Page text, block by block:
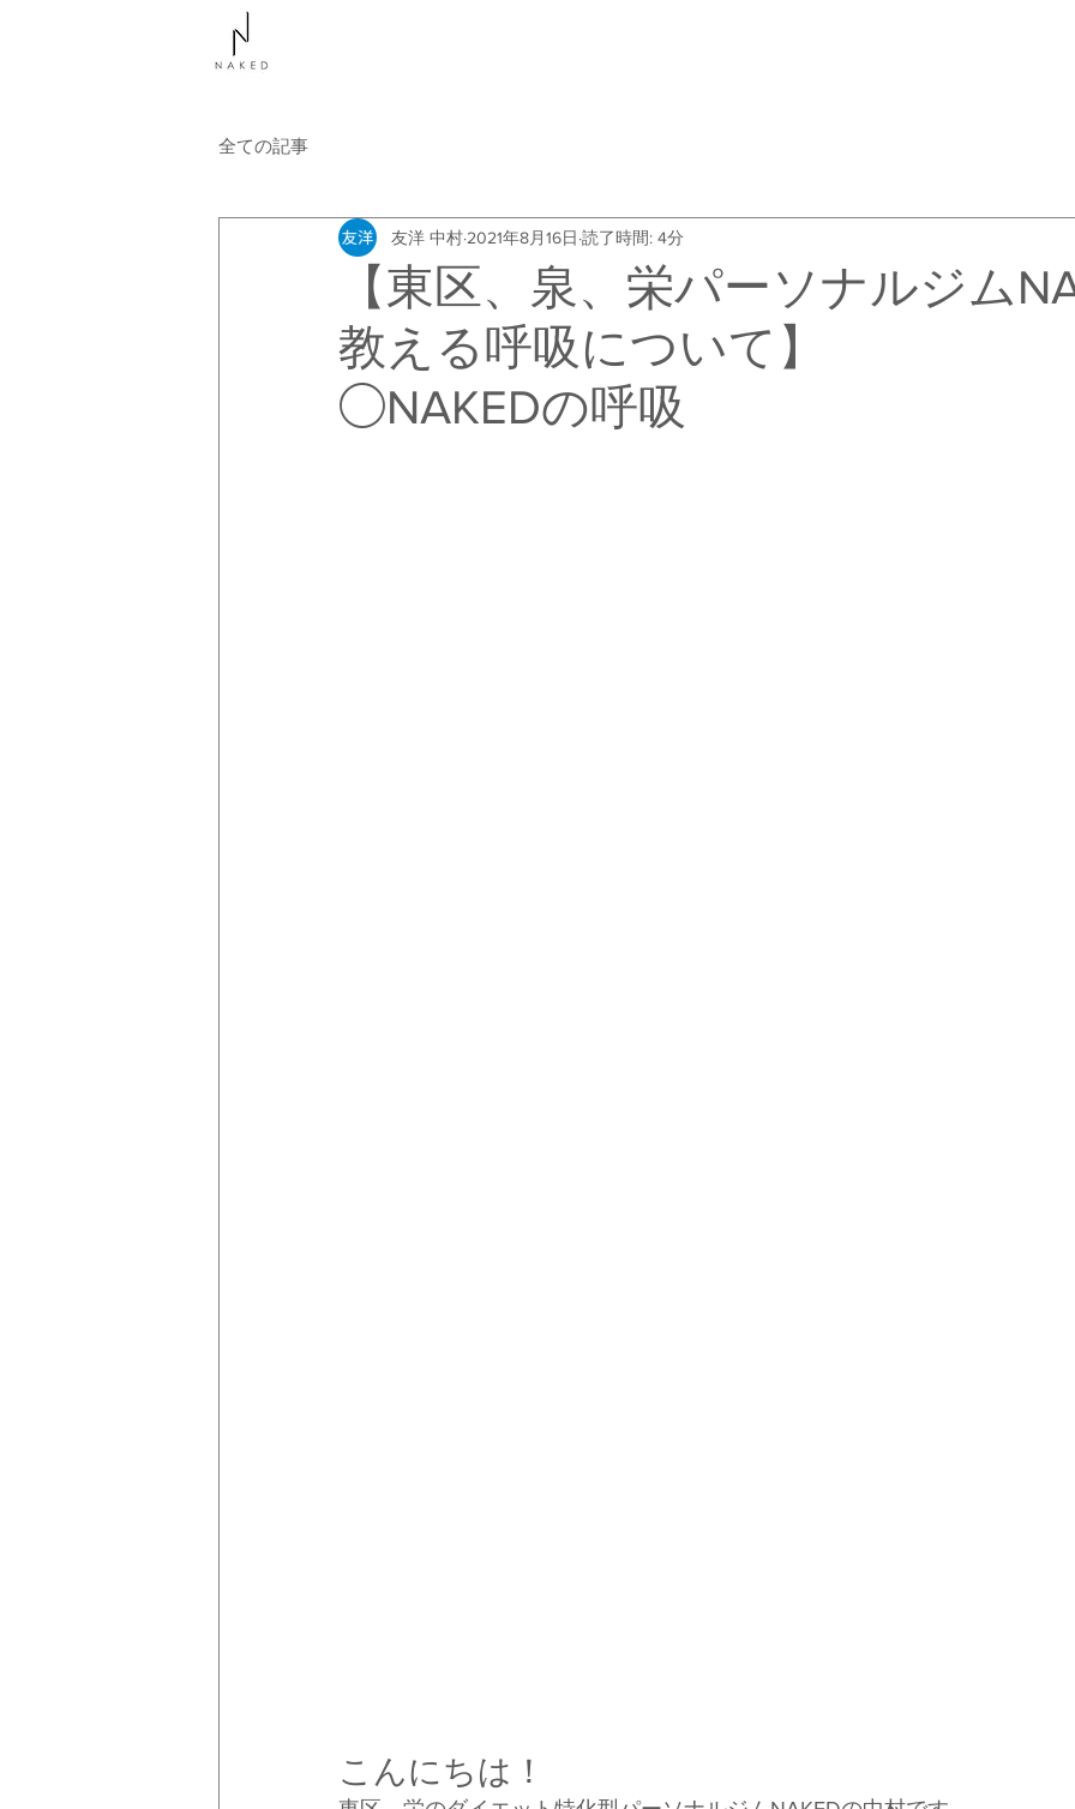
全ての記事
【東区、泉、栄パーソナルジム
教える呼吸について】
友洋 中村 2021年8月16日 読了時間: 4分
◯NAKEDの呼吸
こんにちは！